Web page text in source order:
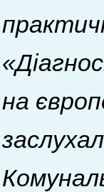
на